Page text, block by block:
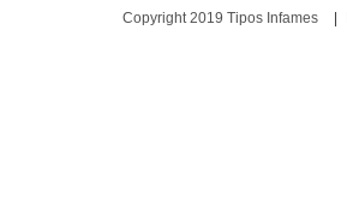
Copyright 2019 Tipos Infames